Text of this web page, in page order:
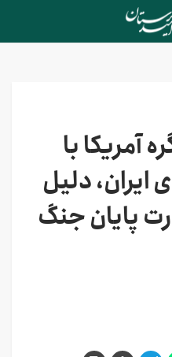
آمریکا با
دلیل
پایان جنگ